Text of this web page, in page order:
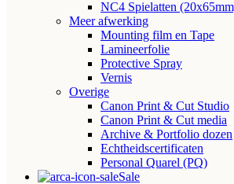
NC4 Spielatten
Meer afwerking
Mounting film en Tape
Lamineerfolie
Protective Spray
Vernis
Overige
Canon Print & Cut Studio
Canon Print & Cut media
Archive & Portfolio dozen
Echtheidscertificaten
Personal Quarel (PQ)
Sale